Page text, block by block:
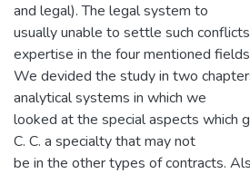
and legal). The legal system to
usually unable to settle such
expertise in the four mentioned
We devided the study in two
analytical systems in which we
looked at the special aspects which
C. C. a specialty that may not
be in the other types of contracts.